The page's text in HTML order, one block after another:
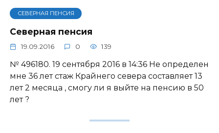
СЕВЕРНАЯ ПЕНСИЯ
Северная пенсия
19.09.2016 0 139
№ 496180. 19 сентября 2016 в 14:36 Не определен
мне 36 лет стаж Крайнего севера составляет 13
лет 2 месяца , смогу ли я выйте на пенсию в 50
лет ?